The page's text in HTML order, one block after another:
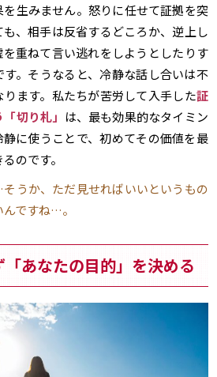
を生みません。怒りに任せて証拠を突
も、相手は反省するどころか、逆上し
を重ねて言い逃れをしようとしたりす
す。そうなると、冷静な話し合いは不
ります。私たちが苦労して入手した証
切り札」 は、最も効果的なタイミン
静に使うことで、初めてその価値を最
のです。
うか、ただ見せればいいというもの
ですね…。
あなたの目的」を決める